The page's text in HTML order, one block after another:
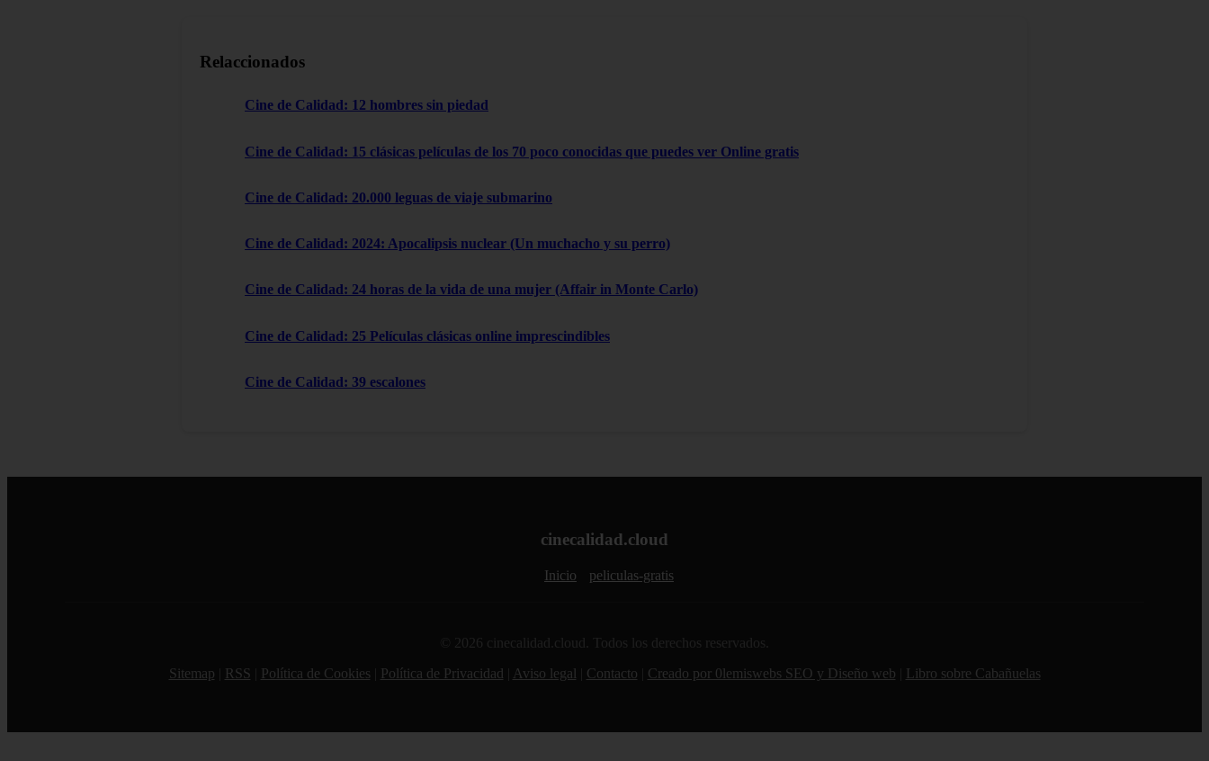
Relaccionados
Cine de Calidad: 12 hombres sin piedad
Cine de Calidad: 15 clásicas películas de los 70 poco conocidas que puedes ver Online gratis
Cine de Calidad: 20.000 leguas de viaje submarino
Cine de Calidad: 2024: Apocalipsis nuclear (Un muchacho y su perro)
Cine de Calidad: 24 horas de la vida de una mujer (Affair in Monte Carlo)
Cine de Calidad: 25 Películas clásicas online imprescindibles
Cine de Calidad: 39 escalones
cinecalidad.cloud
Inicio peliculas-gratis
© 2026 cinecalidad.cloud. Todos los derechos reservados.
Sitemap
RSS Política de Cookies Política de Privacidad Aviso legal Contacto Creado por 0lemiswebs SEO y Diseño web Libro sobre Cabañuelas